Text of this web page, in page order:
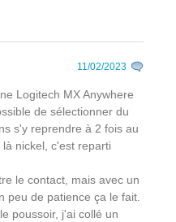
11/02/2023
Logitech MX Anywhere
de sélectionner du
s'y reprendre à 2 fois au
nickel, c'est reparti
le contact, mais avec un
peu de patience ça le fait.
poussoir, j'ai collé un